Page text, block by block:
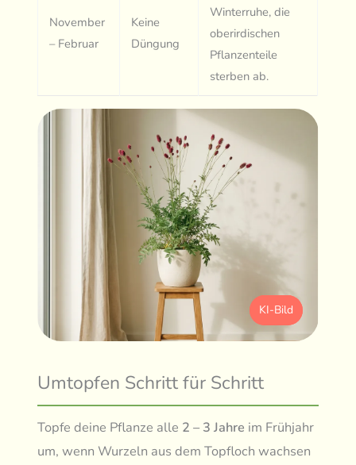
November
– Februar
Keine
Düngung
Winterruhe, die
oberirdischen
Pflanzenteile
sterben ab.
KI-Bild
Umtopfen Schritt für Schritt
Topfe deine Pflanze alle 2 – 3 Jahre im Frühjahr
um, wenn Wurzeln aus dem Topfloch wachsen